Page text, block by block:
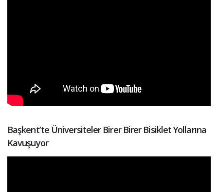
Başkent’te Üniversiteler Birer Birer Bisiklet Yollarına
Kavuşuyor